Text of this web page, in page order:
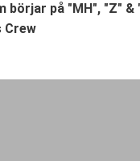
på "MH", "Z" &
Crew